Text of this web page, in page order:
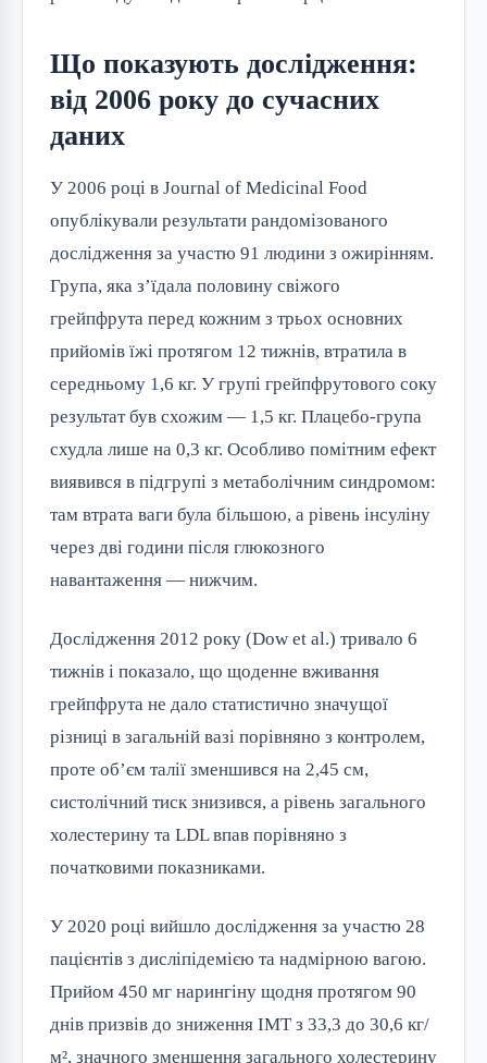
Що показують дослідження:
від 2006 року до сучасних
даних
У 2006 році в Journal of Medicinal Food
опублікували результати рандомізованого
дослідження за участю 91 людини з ожирінням.
Група, яка з’їдала половину свіжого
грейпфрута перед кожним з трьох основних
прийомів їжі протягом 12 тижнів, втратила в
середньому 1,6 кг. У групі грейпфрутового соку
результат був схожим — 1,5 кг. Плацебо-група
схудла лише на 0,3 кг. Особливо помітним ефект
виявився в підгрупі з метаболічним синдромом:
там втрата ваги була більшою, а рівень інсуліну
через дві години після глюкозного
навантаження — нижчим.
Дослідження 2012 року (Dow et al.) тривало 6
тижнів і показало, що щоденне вживання
грейпфрута не дало статистично значущої
різниці в загальній вазі порівняно з контролем,
проте об’єм талії зменшився на 2,45 см,
систолічний тиск знизився, а рівень загального
холестерину та LDL впав порівняно з
початковими показниками.
У 2020 році вийшло дослідження за участю 28
пацієнтів з дисліпідемією та надмірною вагою.
Прийом 450 мг нарингіну щодня протягом 90
днів призвів до зниження ІМТ з 33,3 до 30,6 кг/
м², значного зменшення загального холестерину